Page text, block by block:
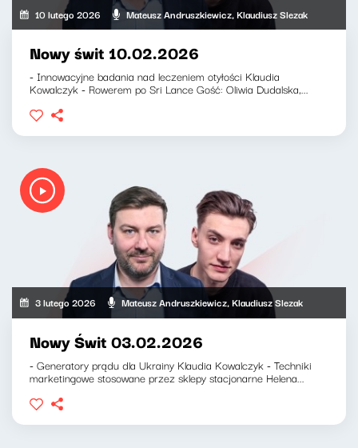
10 lutego 2026 Mateusz Andruszkiewicz, Klaudiusz Slezak
Nowy świt 10.02.2026
- Innowacyjne badania nad leczeniem otyłości Klaudia
Kowalczyk - Rowerem po Sri Lance Gość: Oliwia Dudalska,...
3 lutego 2026 Mateusz Andruszkiewicz, Klaudiusz Slezak
Nowy Świt 03.02.2026
- Generatory prądu dla Ukrainy Klaudia Kowalczyk - Techniki
marketingowe stosowane przez sklepy stacjonarne Helena...